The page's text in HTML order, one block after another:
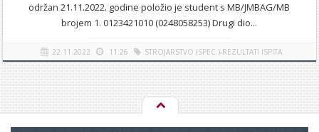
održan 21.11.2022. godine položio je student s MB/JMBAG/MB
brojem 1. 0123421010 (0248058253) Drugi dio...
[više]
22.11.2022 11:26 STROJARSTVO (SPEC.)-REZULTATI ISPITA